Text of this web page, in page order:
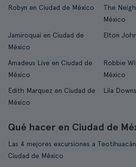
Robyn en Ciudad de México
The
México
Jamiroquai en Ciudad de
México
Elton
Amadeus Live en Ciudad de
México
Robbie
México
Edith Marquez en Ciudad de
México
Lila
Qué hacer en Ciudad de
Las 4 mejores excursiones a
Ciudad de México